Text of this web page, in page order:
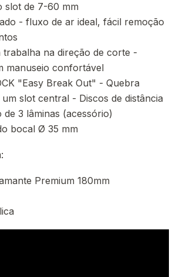
slot de 7-60 mm
- fluxo de ar ideal, fácil remoção
trabalha na direção de corte -
manuseio confortável
"Easy Break Out" - Quebra
slot central - Discos de distância
de 3 lâminas (acessório)
bocal Ø 35 mm
Premium 180mm